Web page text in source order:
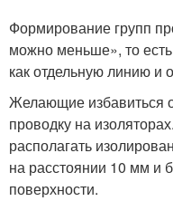
Формирование групп
можно меньше», то
как отдельную линию и
Желающие избавиться
проводку на
располагать
на расстоянии 10 мм и
поверхности.